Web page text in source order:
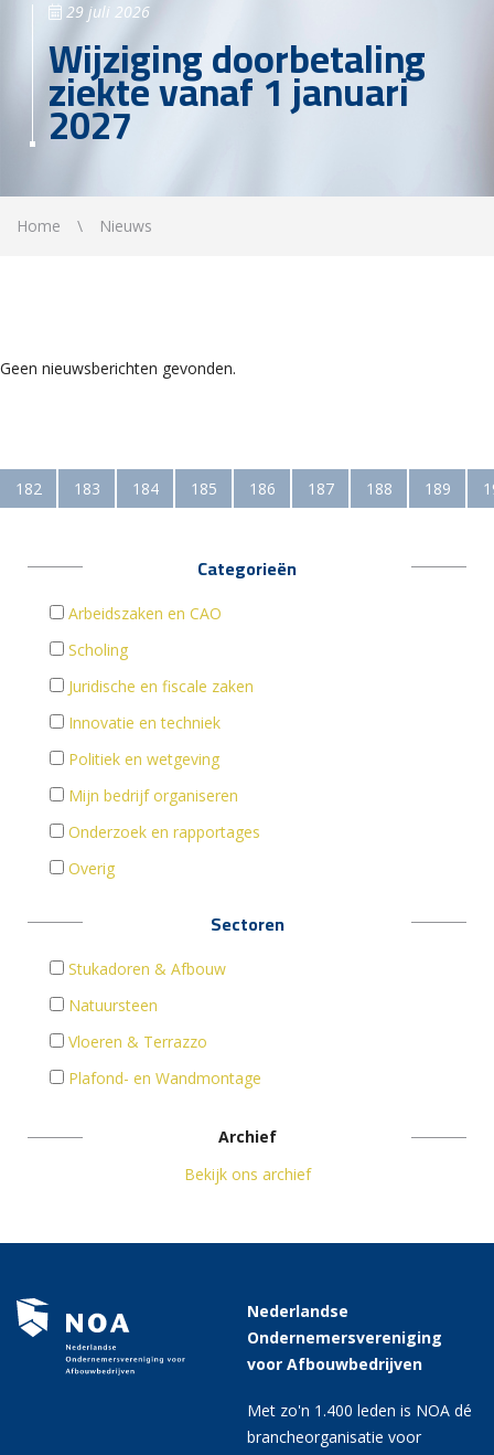
29 juli 2026
Wijziging doorbetaling
ziekte vanaf 1 januari
2027
Home Nieuws
Geen nieuwsberichten gevonden.
182 183 184 185 186 187 188 189
Categorieën
Arbeidszaken en CAO
Scholing
Juridische en fiscale zaken
Innovatie en techniek
Politiek en wetgeving
Mijn bedrijf organiseren
Onderzoek en rapportages
Overig
Sectoren
Stukadoren & Afbouw
Natuursteen
Vloeren & Terrazzo
Plafond- en Wandmontage
Archief
Bekijk ons archief
Nederlandse
Ondernemersvereniging
voor Afbouwbedrijven
Met zo'n 1.400 leden is NOA dé
brancheorganisatie voor